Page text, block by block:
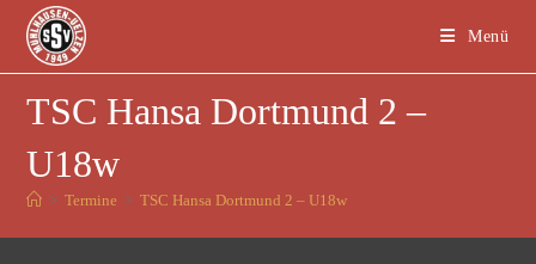
Menü
TSC Hansa Dortmund 2 –
U18w
> Termine > TSC Hansa Dortmund 2 – U18w